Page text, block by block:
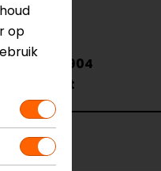
361.2904
Zwart
op